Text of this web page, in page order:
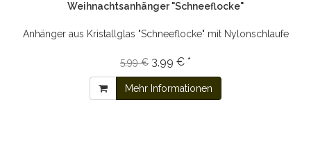
Weihnachtsanhänger "Schneeflocke"
Anhänger aus Kristallglas "Schneeflocke" mit Nylonschlaufe
5,99 € 3,99 € *
Mehr Informationen